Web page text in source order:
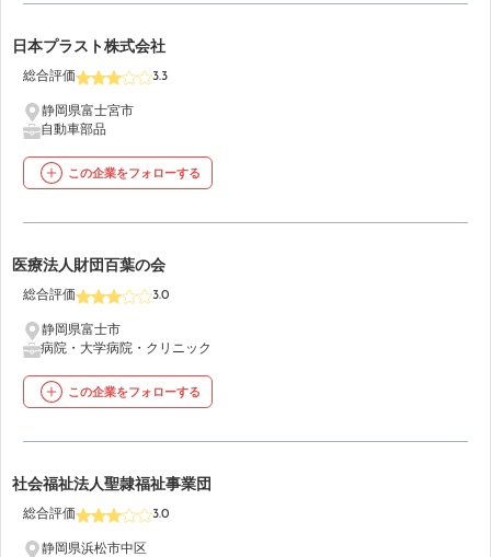
18日本プラスト株式会社
総合評価 3.3
静岡県富士宮市
自動車部品
この企業をフォローする
19
医療法人財団百葉の会
総合評価 3.0
静岡県富士市
病院・大学病院・クリニック
この企業をフォローする
20
社会福祉法人聖隷福祉事業団
総合評価 3.0
静岡県浜松市中区